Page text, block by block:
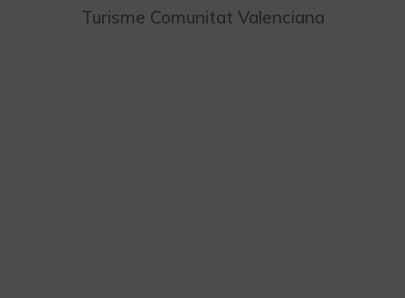
Turisme Comunitat Valenciana